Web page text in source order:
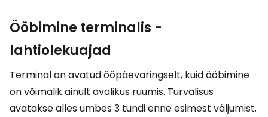
Ööbimine terminalis -
lahtiolekuajad
Terminal on avatud ööpäevaringselt, kuid ööbimine
on võimalik ainult avalikus ruumis. Turvalisus
avatakse alles umbes 3 tundi enne esimest väljumist.